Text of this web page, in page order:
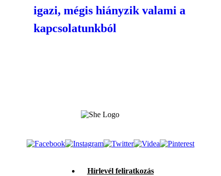
igazi, mégis hiányzik valami a
kapcsolatunkból
Hírlevél feliratkozás